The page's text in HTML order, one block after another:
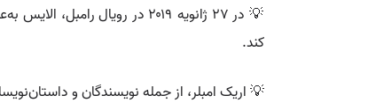
💡 در ۲۷ ژانویه ۲۰۱۹ در
کند.
💡 اریک امبلر، از جمله نویسندگان و داستان‌نویسان سرشناس انگلیسی